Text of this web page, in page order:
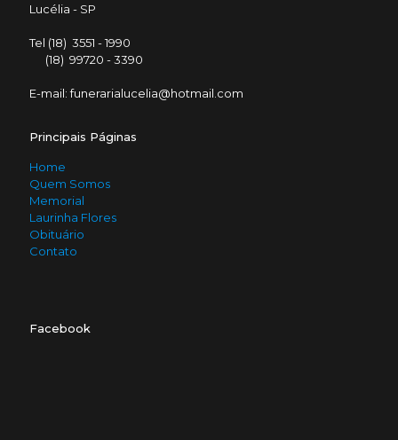
Lucélia - SP
Tel (18) 3551 - 1990
(18) 99720 - 3390
E-mail: funerarialucelia@hotmail.com
Principais Páginas
Home
Quem Somos
Memorial
Laurinha Flores
Obituário
Contato
Facebook